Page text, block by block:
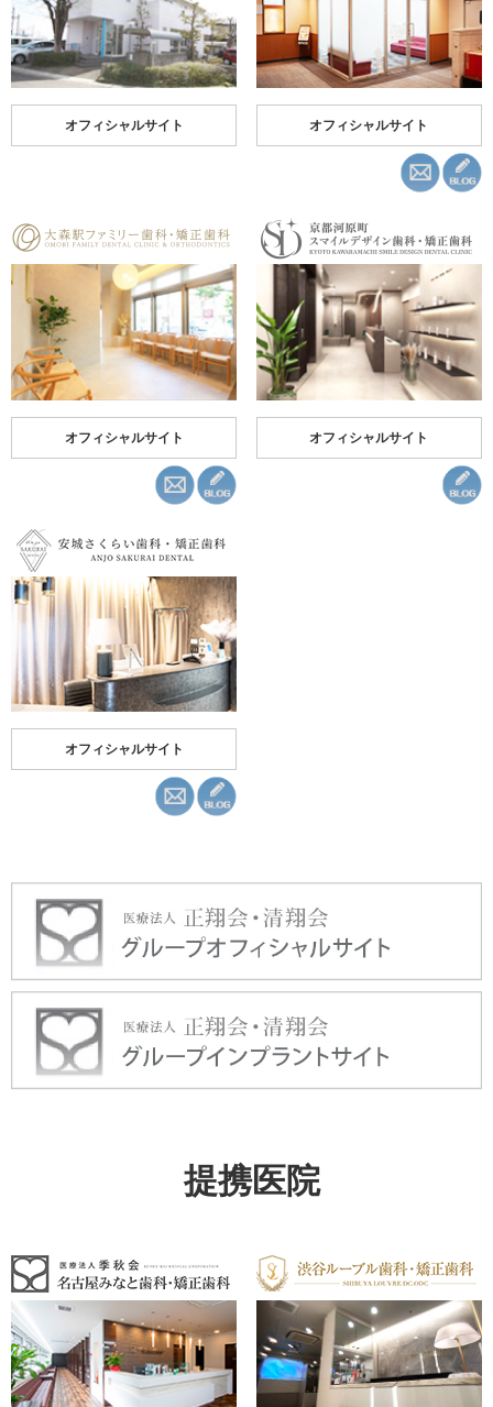
オフィシャルサイト オフィシャルサイト
オフィシャルサイト オフィシャルサイト
オフィシャルサイト
提携医院